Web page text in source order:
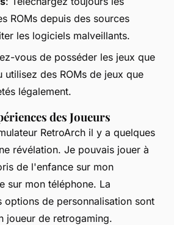
ROMs depuis des sources
les logiciels malveillants.
vous de posséder les jeux que
utilisez des ROMs de jeux que
légalement.
des Joueurs
RetroArch il y a quelques
révélation. Je pouvais jouer à
de l'enfance sur mon
sur mon téléphone. La
options de personnalisation sont
joueur de retrogaming.